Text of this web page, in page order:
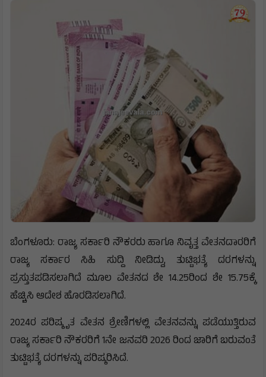
ಬೆಂಗಳೂರು: ರಾಜ್ಯ ಸರ್ಕಾರಿ ನೌಕರರು ಹಾಗೂ ನಿವೃತ್ತ ವೇತನದಾರರಿಗೆ
ರಾಜ್ಯ ಸರ್ಕಾರ ಸಿಹಿ ಸುದ್ದಿ ನೀಡಿದ್ದು, ತುಟ್ಟಿಭತ್ಯೆ ದರಗಳನ್ನು
ಪ್ರಸ್ತುತಪಡಿಸಲಾಗಿದೆ ಮೂಲ ವೇತನದ ಶೇ 14.25ರಿಂದ ಶೇ 15.75ಕ್ಕೆ
ಹೆಚ್ಚಿಸಿ ಆದೇಶ ಹೊರಡಿಸಲಾಗಿದೆ.
2024ರ ಪರಿಷ್ಕೃತ ವೇತನ ಶ್ರೇಣಿಗಳಲ್ಲಿ ವೇತನವನ್ನು ಪಡೆಯುತ್ತಿರುವ
ರಾಜ್ಯ ಸರ್ಕಾರಿ ನೌಕರರಿಗೆ 1ನೇ ಜನವರಿ 2026 ರಿಂದ ಜಾರಿಗೆ ಬರುವಂತೆ
ತುಟ್ಟಿಭತ್ಯೆ ದರಗಳನ್ನು ಪರಿಷ್ಕರಿಸಿದೆ.